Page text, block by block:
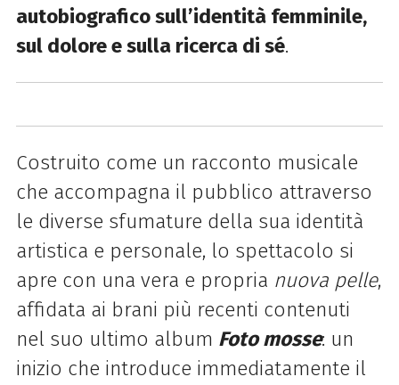
autobiografico sull’identità femminile,
sul dolore e sulla ricerca di sé.
Costruito come un racconto musicale
che accompagna il pubblico attraverso
le diverse sfumature della sua identità
artistica e personale, lo spettacolo si
apre con una vera e propria nuova pelle,
affidata ai brani più recenti contenuti
nel suo ultimo album Foto mosse: un
inizio che introduce immediatamente il